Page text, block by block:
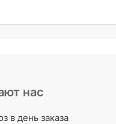
нас
в день заказа